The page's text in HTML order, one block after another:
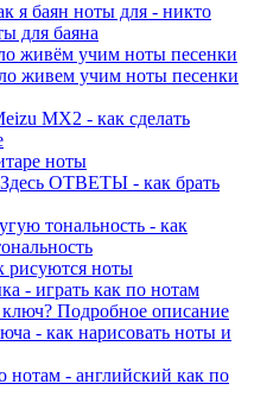
я баян ноты для - никто
для баяна
живём учим ноты песенки
живем учим ноты песенки
MX2 - как сделать
ноты
ОТВЕТЫ - как брать
тональность - как
рисуются ноты
- играть как по нотам
Подробное описание
- как нарисовать ноты и
нотам - английский как по